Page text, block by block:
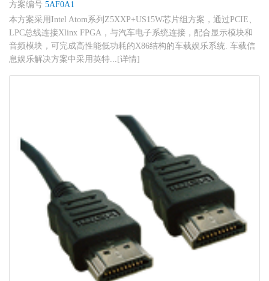
方案编号 5AF0A1
本方案采用Intel Atom系列Z5XXP+US15W芯片组方案，通过PCIE、
LPC总线连接Xlinx FPGA，与汽车电子系统连接，配合显示模块和
音频模块，可完成高性能低功耗的X86结构的车载娱乐系统. 车载信
息娱乐解决方案中采用英特...[详情]